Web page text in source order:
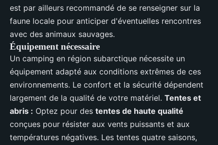
est par ailleurs recommandé de se renseigner sur la
faune locale pour anticiper d'éventuelles rencontres
avec des animaux sauvages.
Équipement nécessaire
Un camping en région subarctique nécessite un
équipement adapté aux conditions extrêmes de ces
environnements. Le confort et la sécurité dépendent
largement de la qualité de votre matériel. Tentes et
abris : Optez pour des tentes de haute qualité
conçues pour résister aux vents puissants et aux
températures négatives. Les tentes quatre saisons,